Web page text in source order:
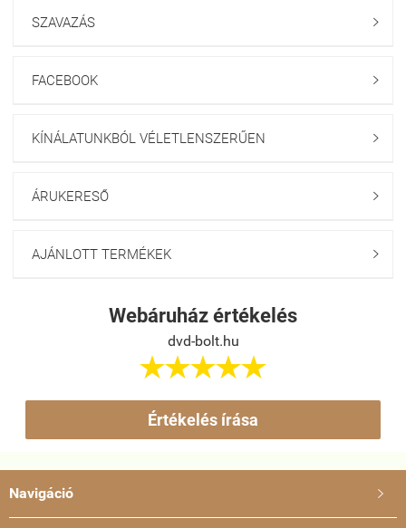
SZAVAZÁS 
FACEBOOK 
KÍNÁLATUNKBÓL VÉLETLENSZERŰEN 
ÁRUKERESŐ 
AJÁNLOTT TERMÉKEK 
Webáruház értékelés
dvd-bolt.hu

Értékelés írása
Navigáció 